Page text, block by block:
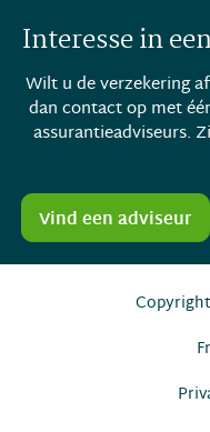
Interesse in
Wilt u de verzekering
dan contact op met
assurantieadviseurs.
Vind een adviseur